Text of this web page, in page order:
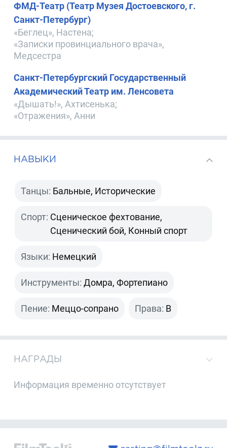
ФМД-Театр (Театр Музея Достоевского, г.
Санкт-Петербург)
«Беглец», Настена;
«Записки провинциального врача»,
Медсестра
Санкт-Петербургский Государственный
Академический Театр им. Ленсовета
«Дышать!», Ахтисенька;
«Отражения», Анни
НАВЫКИ
Танцы: Бальные, Исторические
Спорт: Сценическое фехтование,
Сценический бой, Конный спорт
Языки: Немецкий
Инструменты: Домра, Фортепиано
Пение: Меццо-сопрано Права: B
НАГРАДЫ
Информация временно отсутствует